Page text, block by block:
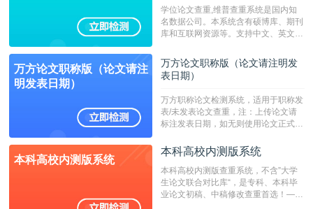
学位论文查重,维普查重系统是国内知
名数据公司。本系统含有硕博库、期刊
库和互联网资源等。支持中文、英文、
定院校！！！
万方论文职称版（论文请注
明发表日期）
万方论文职称版（论文请注明发
表日期）
万方职称论文检测系统，适用于职称发
表/未发表论文查重，注：上传论文请
标注发表日期，如无则使用论文正式发
成时间作为发表日期。
本科高校内测版系统
本科高校内测版系统
本科高校内测版查重系统，不含”大学
生论文联合对比库“，是专科、本科毕
业论文初稿、中稿修改查重首选！——